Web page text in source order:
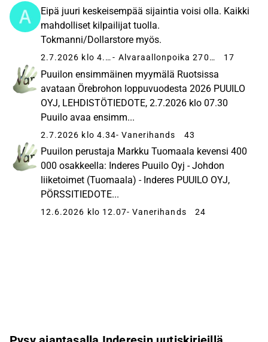
Eipä juuri keskeisempää sijaintia voisi olla. Kaikki
mahdolliset kilpailijat tuolla.
Tokmanni/Dollarstore myös.
2.7.2026 klo 4.39 - Alvaraallonpoika 27051 17
Puuilon ensimmäinen myymälä Ruotsissa
avataan Örebrohon loppuvuodesta 2026 PUUILO
OYJ, LEHDISTÖTIEDOTE, 2.7.2026 klo 07.30
Puuilo avaa ensimm...
2.7.2026 klo 4.34- Vanerihands 43
Puuilon perustaja Markku Tuomaala kevensi 400
000 osakkeella: Inderes Puuilo Oyj - Johdon
liiketoimet (Tuomaala) - Inderes PUUILO OYJ,
PÖRSSITIEDOTE...
12.6.2026 klo 12.07- Vanerihands 24